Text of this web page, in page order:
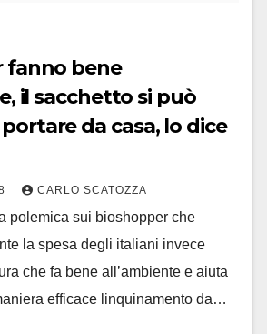
fanno bene
il sacchetto si può
da casa, lo dice
CARLO SCATOZZA
polemica sui bioshopper che
la spesa degli italiani invece
che fa bene all’ambiente e aiuta
efficace linquinamento da…